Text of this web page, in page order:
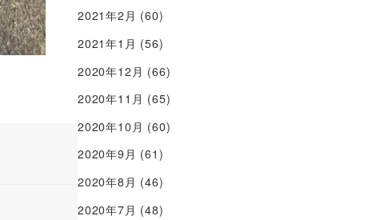
2021年2月 (60)
2021年1月 (56)
2020年12月 (66)
2020年11月 (65)
2020年10月 (60)
2020年9月 (61)
2020年8月 (46)
2020年7月 (48)